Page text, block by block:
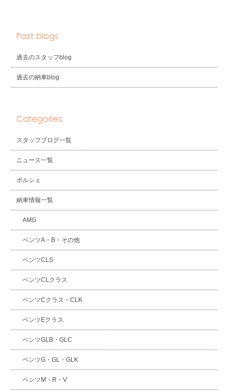
Past blogs
過去のスタッフblog
過去の納車blog
Categories
スタッフブログ一覧
ニュース一覧
ポルシェ
納車情報一覧
AMG
ベンツA・B・その他
ベンツCLS
ベンツCLクラス
ベンツCクラス・CLK
ベンツEクラス
ベンツGLB・GLC
ベンツG・GL・GLK
ベンツM・R・V